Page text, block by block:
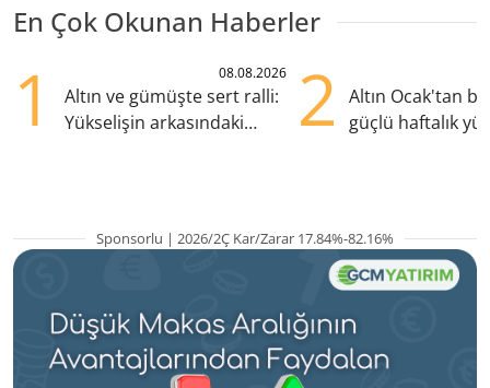
En Çok Okunan Haberler
1 08.08.2026
Altın ve gümüşte sert ralli:
Yükselişin arkasındaki
2
Altın Ocak'tan
güçlü haftalık
Sponsorlu | 2026/2Ç Kar/Zarar 17.84%-82.16%